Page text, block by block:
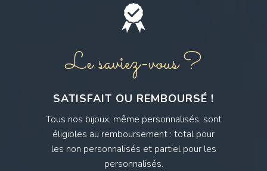
Le saviez-vous ?
SATISFAIT OU REMBOURSÉ !
Tous nos bijoux, même personnalisés, sont
éligibles au remboursement : total pour
les non personnalisés et partiel pour les
personnalisés.